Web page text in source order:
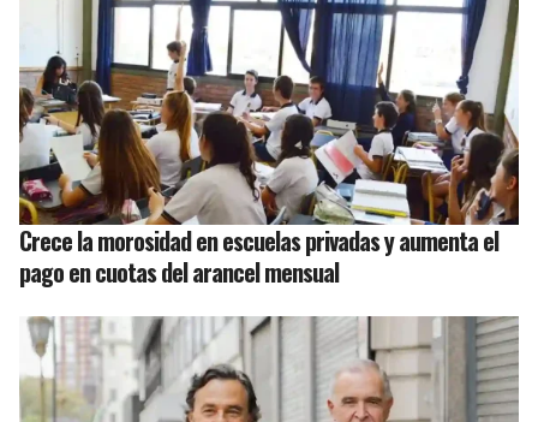
Crece la morosidad en escuelas privadas y aumenta el
pago en cuotas del arancel mensual